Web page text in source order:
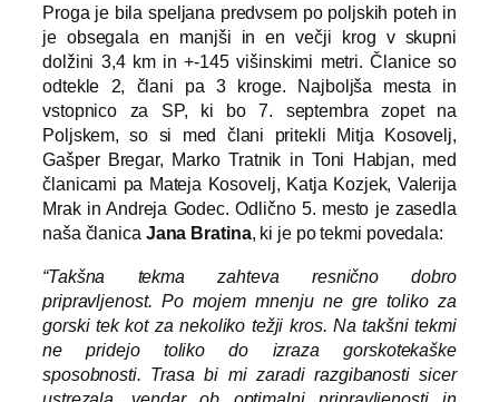
Proga je bila speljana predvsem po poljskih poteh in
je obsegala en manjši in en večji krog v skupni
dolžini 3,4 km in +-145 višinskimi metri. Članice so
odtekle 2, člani pa 3 kroge. Najboljša mesta in
vstopnico za SP, ki bo 7. septembra zopet na
Poljskem, so si med člani pritekli Mitja Kosovelj,
Gašper Bregar, Marko Tratnik in Toni Habjan, med
članicami pa Mateja Kosovelj, Katja Kozjek, Valerija
Mrak in Andreja Godec. Odlično 5. mesto je zasedla
naša članica Jana Bratina, ki je po tekmi povedala:
“Takšna tekma zahteva resnično dobro
pripravljenost. Po mojem mnenju ne gre toliko za
gorski tek kot za nekoliko težji kros. Na takšni tekmi
ne pridejo toliko do izraza gorskotekaške
sposobnosti. Trasa bi mi zaradi razgibanosti sicer